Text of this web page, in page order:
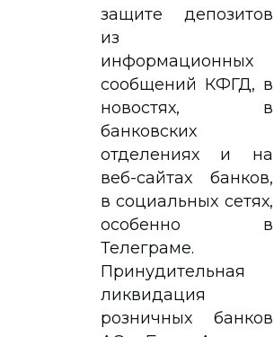
защите депозитов
из
информационных
сообщений КФГД, в
новостях, в
банковских
отделениях и на
веб-сайтах банков,
в социальных сетях,
особенно в
Телеграме.
Принудительная
ликвидация
розничных банков